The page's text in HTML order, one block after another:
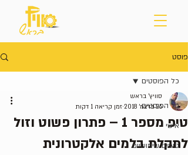
פוסט
כל הפוסטים
אישי
טיפים שימושיים
כל הפוסטים
טיפ מספר 1 – פתרון פשוט וזול
לתקלת בלמים אלקטרונית
סוויץ' בראש
26 בדצמ׳ 2018
זמן קריאה 1 דקות